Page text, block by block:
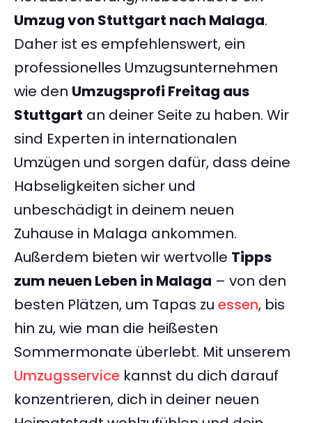
Umzug von Stuttgart nach Malaga.
Daher ist es empfehlenswert, ein
professionelles Umzugsunternehmen
wie den Umzugsprofi Freitag aus
Stuttgart an deiner Seite zu haben. Wir
sind Experten in internationalen
Umzügen und sorgen dafür, dass deine
Habseligkeiten sicher und
unbeschädigt in deinem neuen
Zuhause in Malaga ankommen.
Außerdem bieten wir wertvolle Tipps
zum neuen Leben in Malaga – von den
besten Plätzen, um Tapas zu essen, bis
hin zu, wie man die heißesten
Sommermonate überlebt. Mit unserem
Umzugsservice kannst du dich darauf
konzentrieren, dich in deiner neuen